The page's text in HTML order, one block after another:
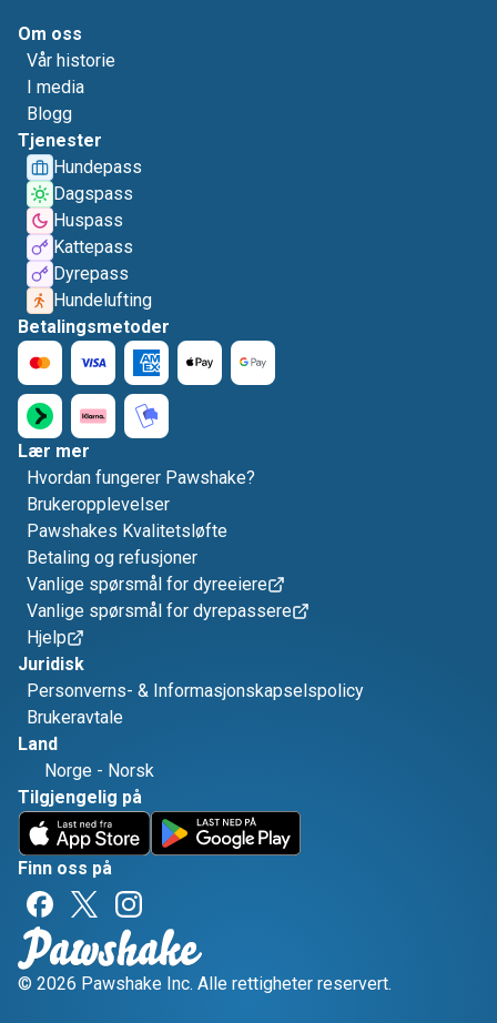
Om oss
Vår historie
I media
Blogg
Tjenester
Hundepass
Dagspass
Huspass
Kattepass
Dyrepass
Hundelufting
Betalingsmetoder
Lær mer
Hvordan fungerer Pawshake?
Brukeropplevelser
Pawshakes Kvalitetsløfte
Betaling og refusjoner
Vanlige spørsmål for dyreeiere
Vanlige spørsmål for dyrepassere
Hjelp
Juridisk
Personverns- & Informasjonskapselspolicy
Brukeravtale
Land
Norge - Norsk
Tilgjengelig på
Finn oss på
© 2026 Pawshake Inc. Alle rettigheter reservert.